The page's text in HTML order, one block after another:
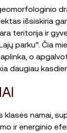
išsiskiria
teritorija ir
parku“. Čia
o
daugiau
klasės namai,
ir energinio